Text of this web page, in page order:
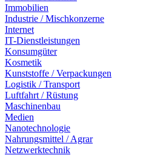
Immobilien
Industrie / Mischkonzerne
Internet
IT-Dienstleistungen
Konsumgüter
Kosmetik
Kunststoffe / Verpackungen
Logistik / Transport
Luftfahrt / Rüstung
Maschinenbau
Medien
Nanotechnologie
Nahrungsmittel / Agrar
Netzwerktechnik